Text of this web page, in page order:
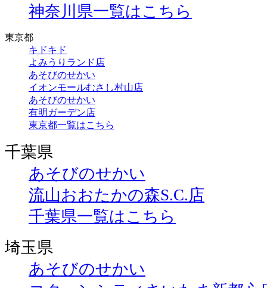
神奈川県一覧はこちら
東京都
キドキド
よみうりランド店
あそびのせかい
イオンモールむさし村山店
あそびのせかい
有明ガーデン店
東京都一覧はこちら
千葉県
あそびのせかい
流山おおたかの森S.C.店
千葉県一覧はこちら
埼玉県
あそびのせかい